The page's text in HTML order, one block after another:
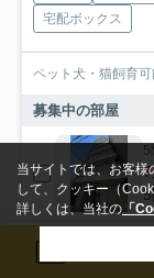
宅配ボックス
ペット犬・猫飼育
募集中の部屋
5
賃貸マンション
当サイトでは、お客様
して、クッキー（
詳しくは、当社の「